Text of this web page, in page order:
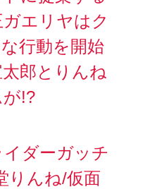
エリヤはク
行動を開始
郎とりんね
!?
ダーガッチ
りんね/仮面